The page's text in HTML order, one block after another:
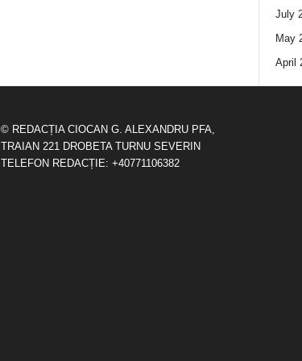
July
May
April
© REDACȚIA CIOCAN G. ALEXANDRU PFA,
TRAIAN 221 DROBETA TURNU SEVERIN
TELEFON REDACȚIE: +40771106382